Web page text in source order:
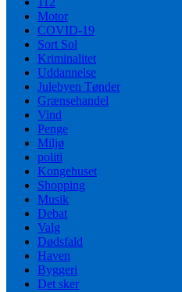
Motor
COVID-19
Sort Sol
Kriminalitet
Uddannelse
Julebyen Tønder
Grænsehandel
Vind
Penge
Miljø
politi
Kongehuset
Shopping
Musik
Debat
Valg
Dødsfald
Haven
Byggeri
Det sker